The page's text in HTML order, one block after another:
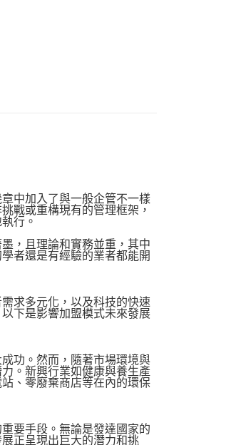
中加入了與一般企管不一樣
戰或重構現有的管理框架，
行。
，且理論和實務並重，其中
者還是有經驗的業者都能開
求多元化，以及科技的快速
下是影響加盟模式未來發展
功。然而，隨著市場環境與
。新興行業如健康與養生產
、零廢棄商店等在內的環保
要手段。無論是發達國家的
正呈現出巨大的潛力和挑